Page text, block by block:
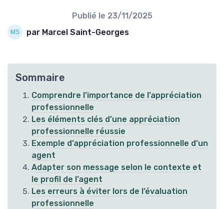
Publié le 23/11/2025
par Marcel Saint-Georges
Sommaire
Comprendre l’importance de l’appréciation
professionnelle
Les éléments clés d’une appréciation
professionnelle réussie
Exemple d’appréciation professionnelle d’un
agent
Adapter son message selon le contexte et
le profil de l’agent
Les erreurs à éviter lors de l’évaluation
professionnelle